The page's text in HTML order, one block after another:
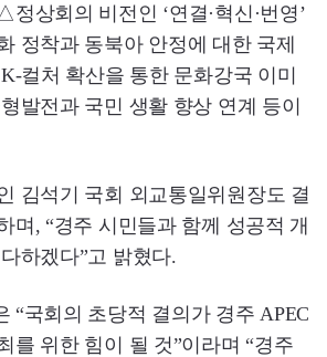
상회의 비전인 ‘연결·혁신·번영’
정착과 동북아 안정에 대한 국제
컬처 확산을 통한 문화강국 이미
발전과 국민 생활 향상 연계 등이
김석기 국회 외교통일위원장도 결
며, “경주 시민들과 함께 성공적 개
하겠다”고 밝혔다.
“국회의 초당적 결의가 경주 APEC
를 위한 힘이 될 것”이라며 “경주